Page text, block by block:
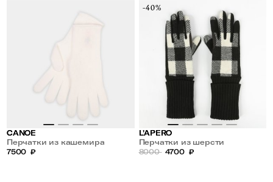
CANOE
Перчатки из кашемира
7500 ₽
-40%
L'APERO
Перчатки из шерсти
8000 4700 ₽